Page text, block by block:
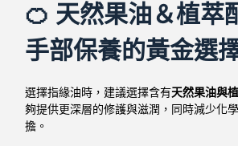
🍊 天然果油＆植
手部保養的黃金選
選擇指緣油時，建議選擇含有天然果油與
夠提供更深層的修護與滋潤，同時減少化
擔。